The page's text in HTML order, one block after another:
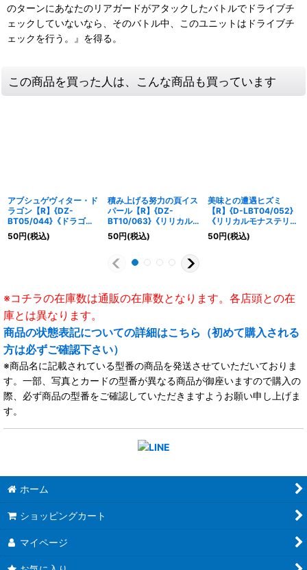
のターンにあなたのリアガードがアタックしたバトルでドライブチ
ェックしていないなら、そのバトル中、このユニットはドライブチ
ェックを行う。』を得る。
この商品を買った人は、こんな商品も買っています
アブシュゲヴィター・ド
ラゴン【R】{DZ-
BT05/044}《ドラゴン
エンパイア》
50円(税込)
積み上げる努力の頁イス
パール【R】{DZ-
BT10/063}《リリカル
モナステリオ》
50円(税込)
美味との遭遇ヒズミ
【R】{D-LBT04/052}
《リリカルモナステリ
オ》
50円(税込)
※コチラの在庫数は通販の在庫数となります。各店頭との在
庫とは異なります。
商品の状態表記についての詳細はこちら（初めて購入される
方は必ずご確認下さい）
※商品名に記載されている型番の商品を発送させていただいておりま
す。一部、写真とカードの型番が異なる商品が御座いますので購入の
際、必ず商品の型番をご確認していただきますようお願い申し上げま
す。
ホーム
ショッピングカート
マイページ